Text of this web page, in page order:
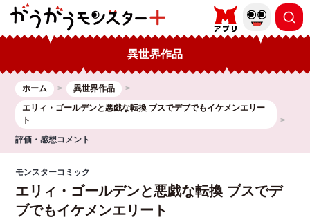
異世界作品
ホーム
異世界作品
エリィ・ゴールデンと悪戯な転換 ブスでデブでもイケメンエリー
ト
評価・感想コメント
モンスターコミック
エリィ・ゴールデンと悪戯な転換 ブスでデ
ブでもイケメンエリート